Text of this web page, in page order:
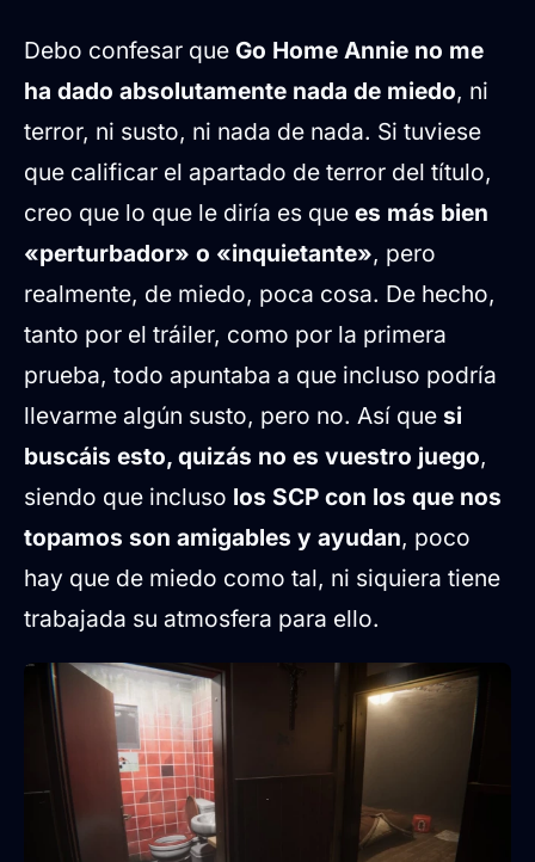
Debo confesar que Go Home Annie no me
ha dado absolutamente nada de miedo, ni
terror, ni susto, ni nada de nada. Si tuviese
que calificar el apartado de terror del título,
creo que lo que le diría es que es más bien
«perturbador» o «inquietante», pero
realmente, de miedo, poca cosa. De hecho,
tanto por el tráiler, como por la primera
prueba, todo apuntaba a que incluso podría
llevarme algún susto, pero no. Así que si
buscáis esto, quizás no es vuestro juego,
siendo que incluso los SCP con los que nos
topamos son amigables y ayudan, poco
hay que de miedo como tal, ni siquiera tiene
trabajada su atmosfera para ello.